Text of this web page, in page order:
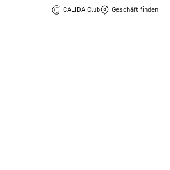
CALIDA Club Geschäft finden